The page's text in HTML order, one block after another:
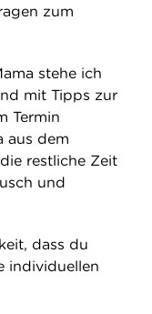
zum
stehe ich
mit Tipps zur
Termin
aus dem
restliche Zeit
und
dass du
individuellen